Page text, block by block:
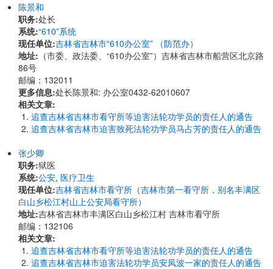
陈景和
职务:处长
系统:“610”系统
现任单位:吉林省吉林市“610办公室” （防范办）
地址: （市委、政法委、“610办公室”）吉林省吉林市船营区北京路
86号
邮编：132011
更多信息:处长陈景和: 办公室0432-62010607
相关文章:
追查吉林省吉林市看守所等迫害法轮功学员的责任人的通告
追查吉林省吉林市迫害致死法轮功学员马占芳的责任人的通告
张少卿
职务:狱医
系统:公安, 医疗卫生
现任单位:吉林省吉林市看守所（吉林市第一看守所，别名丰满区
白山乡松江村山上公安局看守所）
地址:吉林省吉林市丰满区白山乡松江村 吉林市看守所
邮编：132106
相关文章:
追查吉林省吉林市看守所等迫害法轮功学员的责任人的通告
追查吉林省吉林市迫害法轮功学员安凤波一家的责任人的通告